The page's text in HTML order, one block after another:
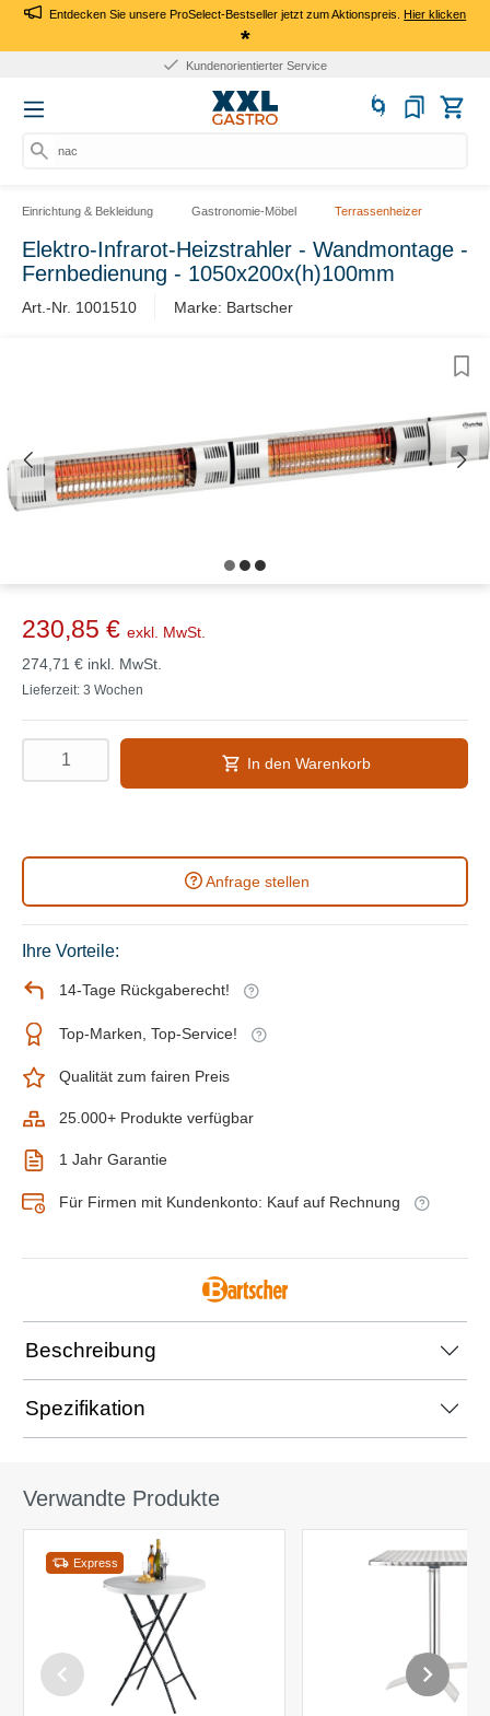
Entdecken Sie unsere ProSelect-Bestseller jetzt zum Aktionspreis.Hier klicken
*
Kundenorientierter Service
nach
Einrichtung & Bekleidung Gastronomie-Möbel Terrassenheizer
Elektro-Infrarot-Heizstrahler - Wandmontage -
Fernbedienung - 1050x200x(h)100mm
Art.-Nr. 1001510 Marke: Bartscher
230,85 € exkl. MwSt.
274,71 € inkl. MwSt.
Lieferzeit: 3 Wochen
In den Warenkorb
Anfrage stellen
Ihre Vorteile:
14-Tage Rückgaberecht!
Top-Marken, Top-Service!
Qualität zum fairen Preis
25.000+ Produkte verfügbar
1 Jahr Garantie
Für Firmen mit Kundenkonto: Kauf auf Rechnung
Beschreibung
Spezifikation
Verwandte Produkte
Express